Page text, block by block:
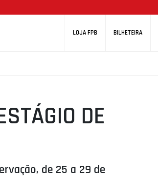
LOJA FPB BILHETEIRA
DE
de 25 a 29 de